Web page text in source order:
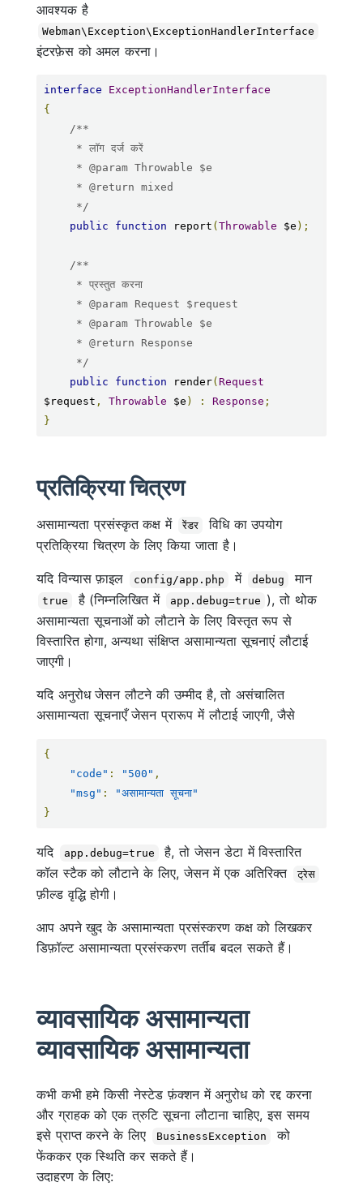
आवश्यक है
Webman\Exception\ExceptionHandlerInterface
इंटरफ़ेस को अमल करना।
interface
ExceptionHandlerInterface
{
/**
     */
public
function report ( Throwable $e );
/**
     */
public
function render( Request
$request , Throwable $e ) : Response ;
}
प्रतिक्रिया चित्रण
असामान्यता प्रसंस्कृत कक्ष में रेंडर
विधि का उपयोग
प्रतिक्रिया चित्रण के लिए किया जाता है।
यदि विन्यास फ़ाइल config/app.php में debug मान
true है (निम्नलिखित में app.debug=true ), तो थोक
असामान्यता सूचनाओं को लौटाने के लिए विस्तृत रूप से
विस्तारित होगा, अन्यथा संक्षिप्त असामान्यता सूचनाएं लौटाई
जाएगी।
यदि अनुरोध जेसन लौटने की उम्मीद है, तो असंचालित
असामान्यता सूचनाएँ जेसन प्रारूप में लौटाई जाएगी, जैसे
{
"code" : "500" ,
"msg" :
"असामान्यता सूचना"
}
यदि app.debug=true
है, तो जेसन डेटा में विस्तारित
कॉल स्टैक को लौटाने के लिए, जेसन में एक अतिरिक्त
ट्रेस
फ़ील्ड वृद्धि होगी।
आप अपने खुद के असामान्यता प्रसंस्करण कक्ष को लिखकर
डिफ़ॉल्ट असामान्यता प्रसंस्करण तर्तीब बदल सकते हैं।
व्यावसायिक असामान्यता
व्यावसायिक असामान्यता
कभी कभी हमे किसी नेस्टेड फ़ंक्शन में अनुरोध को रद्द करना
और ग्राहक को एक त्रुटि सूचना लौटाना चाहिए, इस समय
इसे प्राप्त करने के लिए
BusinessException
को
फेंककर एक स्थिति कर सकते हैं।
उदाहरण के लिए: